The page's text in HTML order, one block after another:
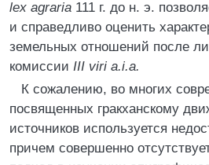
lex agraria 111 г. до н. э.
и справедливо оценить
земельных отношений после
комиссии III viri a.i.a.
К сожалению, во многих
посвященных гракханскому
источников используется
причем совершенно